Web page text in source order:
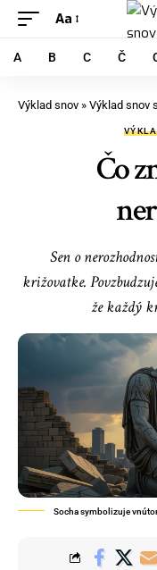
Aa
A B C Č
Výklad snov » Výklad snov
Čo
Sen o
križovatke.
že každý
Socha symbolizuje